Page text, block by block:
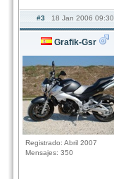
#3 18 Jan 2006 09:30
Grafik-Gsr
Registrado: Abril 2007
Mensajes: 350